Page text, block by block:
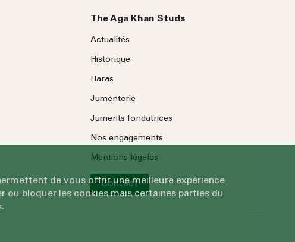
The Aga Khan Studs
Actualités
Historique
Haras
Jumenterie
Juments fondatrices
Nos engagements
Mentions légales
Contact
de vous offrir une meilleure expérience
bloquer les cookies mais certaines parties du